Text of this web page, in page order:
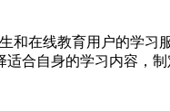
和在线教育用户的学
合自身的学习内容，